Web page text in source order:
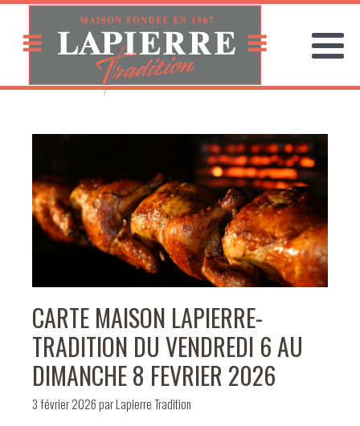
CARTE MAISON LAPIERRE-
TRADITION DU VENDREDI 6 AU
DIMANCHE 8 FEVRIER 2026
3 février 2026parLapierre Tradition